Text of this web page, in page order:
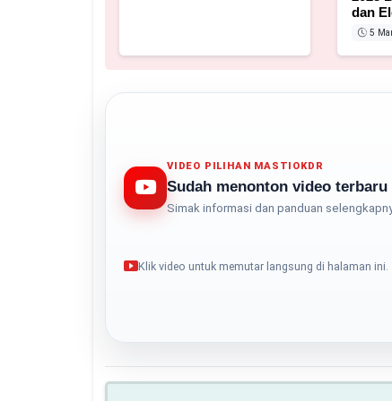
dan
5
VIDEO PILIHAN MASTIOKDR
Sudah menonton video
Simak informasi dan panduan
Klik video untuk memutar langsung di halaman ini.